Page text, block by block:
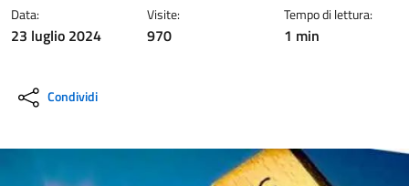
Data:
23 luglio 2024
Visite:
970
Tempo di lettura:
1 min
Condividi